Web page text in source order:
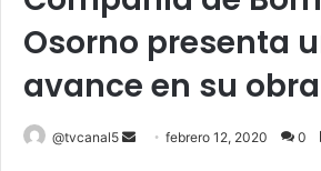
Osorno presenta
avance en su obra
@tvcanal5
Sendfebrero 12, 2020 0